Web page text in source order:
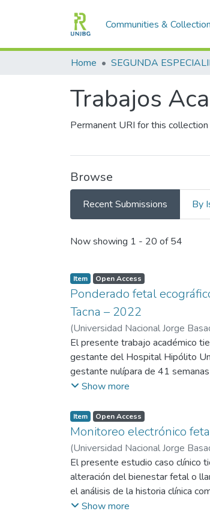
Communities &
Home SEGUNDA
Trabajos
Permanent URI for this collection
Browse
Recent Submissions By
Recent Submissions
Now showing 1 - 20 of 54
Item Open Access
Ponderado fetal
Tacna – 2022
(Universidad Nacional Jorge
El presente trabajo académico
gestante del Hospital Hipólito
gestante nulípara de 41
ingresó por el servicio de
abdominal y longitud femoral.
estimado ecográfico, lo que
estrecha y clínicamente
obstétrica como herramienta
Show more
Item Open Access
Monitoreo electrónico
(Universidad Nacional Jorge
El presente estudio caso clínico
alteración del bienestar fetal o
el análisis de la historia clínica
lo que es un aporte como
Show more